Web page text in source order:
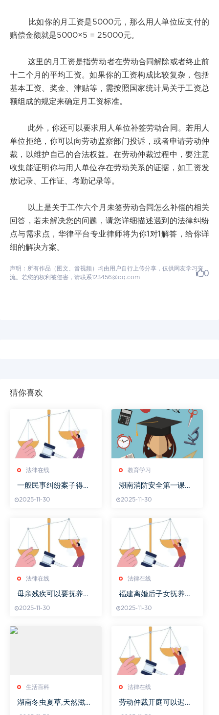
比如你的月工资是5000元，那么用人单位应支付的
赔偿金额就是5000×5 = 25000元。
这里的月工资是指劳动者在劳动合同解除或者终止前
十二个月的平均工资。如果你的工资构成比较复杂，包括
基本工资、奖金、津贴等，需按照国家统计局关于工资总
额组成的规定来确定月工资标准。
此外，你还可以要求用人单位补签劳动合同。若用人
单位拒绝，你可以向劳动监察部门投诉，或者申请劳动仲
裁，以维护自己的合法权益。在劳动仲裁过程中，要注意
收集能证明你与用人单位存在劳动关系的证据，如工资发
放记录、工作证、考勤记录等。
以上是关于工作六个月未签劳动合同怎么补偿的相关
回答，若未解决您的问题，请您详细描述遇到的法律纠纷
点与需求点，华律平台专业律师将为你1对1解答，给你详
细的解决方案。
声明：所有作品（图文、音视频）均由用户自行上传分享，仅供网友学习交
流。若您的权利被侵害，请联系123456@qq.com
0
猜你喜欢
法律在线
一般民事纠纷案子得多
2025-11-30
教育学习
湖南消防安全第一课筑
2025-11-30
法律在线
母亲残疾可以要抚养权
2025-11-30
法律在线
福建离婚后子女抚养费
2025-11-30
生活百科
湖南冬虫夏草,天然滋补
法律在线
劳动仲裁开庭可以迟到